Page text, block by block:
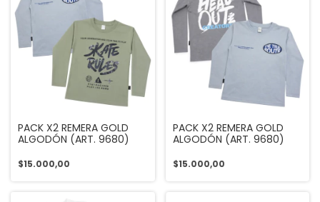
PACK X2 REMERA GOLD
ALGODÓN (ART. 9680)
$15.000,00
PACK X2 REMERA GOLD
ALGODÓN (ART. 9680)
$15.000,00